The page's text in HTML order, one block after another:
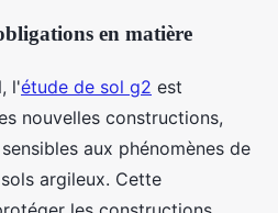
en matière
l'étude de sol g2 est
nouvelles constructions,
aux phénomènes de
argileux. Cette